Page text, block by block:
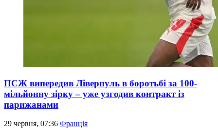
ПСЖ випередив Ліверпуль в боротьбі за 100-
мільйонну зірку – уже узгодив контракт із
парижанами
29 червня, 07:36 Франція